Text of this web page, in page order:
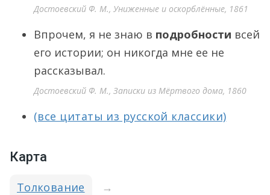
Достоевский Ф. М., Униженные и оскорблённые, 1861
Впрочем, я не знаю в подробности всей
его истории; он никогда мне ее не
рассказывал.
Достоевский Ф. М., Записки из Мёртвого дома, 1860
(все цитаты из русской классики)
Карта
Толкование →